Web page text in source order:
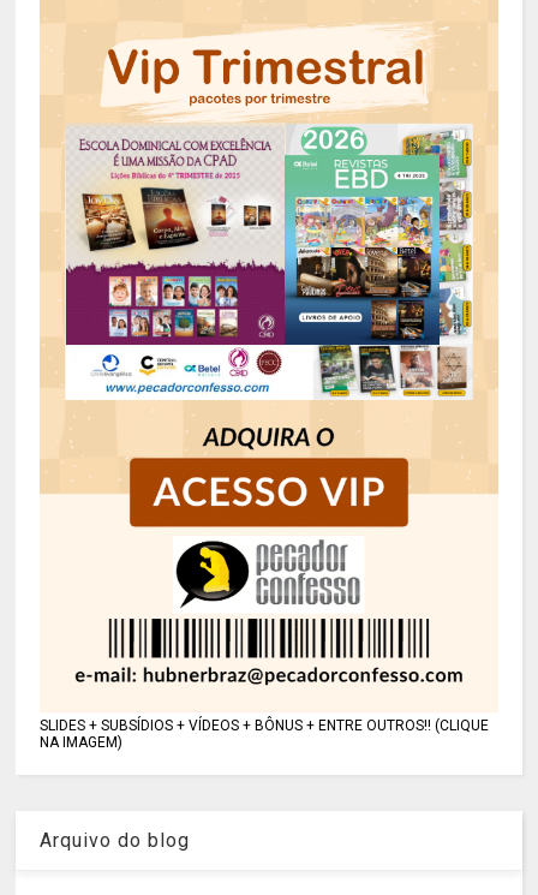
SLIDES + SUBSÍDIOS + VÍDEOS + BÔNUS + ENTRE OUTROS!! (CLIQUE
NA IMAGEM)
Arquivo do blog